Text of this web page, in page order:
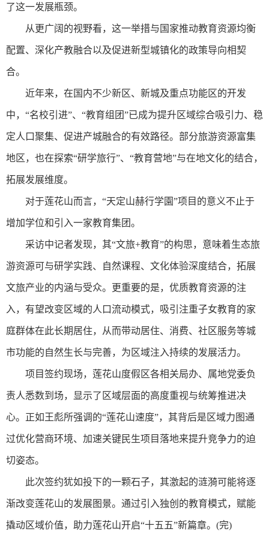
了这一发展瓶颈。
从更广阔的视野看，这一举措与国家推动教育资源均衡
配置、深化产教融合以及促进新型城镇化的政策导向相契
合。
近年来，在国内不少新区、新城及重点功能区的开发
中，“名校引进”、“教育组团”已成为提升区域综合吸引力、稳
定人口聚集、促进产城融合的有效路径。部分旅游资源富集
地区，也在探索“研学旅行”、“教育营地”与在地文化的结合，
拓展发展维度。
对于莲花山而言，“天定山赫行学園”项目的意义不止于
增加学位和引入一家教育集团。
采访中记者发现，其“文旅+教育”的构思，意味着生态旅
游资源可与研学实践、自然课程、文化体验深度结合，拓展
文旅产业的内涵与受众。更重要的是，优质教育资源的注
入，有望改变区域的人口流动模式，吸引注重子女教育的家
庭群体在此长期居住，从而带动居住、消费、社区服务等城
市功能的自然生长与完善，为区域注入持续的发展活力。
项目签约现场，莲花山度假区各相关局办、属地党委负
责人悉数到场，显示了区域层面的高度重视与统筹推进决
心。正如王彪所强调的“莲花山速度”，其背后是区域力图通
过优化营商环境、加速关键民生项目落地来提升竞争力的迫
切姿态。
此次签约犹如投下的一颗石子，其激起的涟漪可能将逐
渐改变莲花山的发展图景。通过引入独创的教育模式，赋能
撬动区域价值，助力莲花山开启“十五五”新篇章。(完)